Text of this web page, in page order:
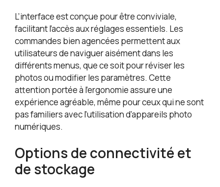
L’interface est conçue pour être conviviale,
facilitant l’accès aux réglages essentiels. Les
commandes bien agencées permettent aux
utilisateurs de naviguer aisément dans les
différents menus, que ce soit pour réviser les
photos ou modifier les paramètres. Cette
attention portée à l’ergonomie assure une
expérience agréable, même pour ceux qui ne sont
pas familiers avec l’utilisation d’appareils photo
numériques.
Options de connectivité et
de stockage